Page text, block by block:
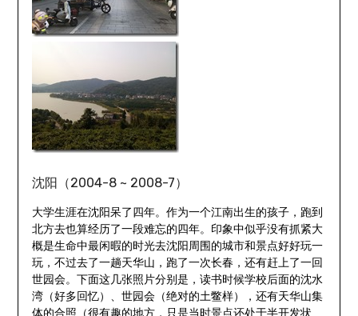
沈阳（2004-8 ~ 2008-7）
大学生涯在沈阳呆了四年。作为一个江南出生的孩子，跑到
北方去也算经历了一段难忘的四年。印象中似乎没有抓紧大
概是生命中最闲暇的时光去沈阳周围的城市和景点好好玩一
玩，不过去了一趟天华山，跑了一次长春，还有赶上了一回
世园会。下面这几张照片分别是，读书时候学校后面的沈水
湾（好多回忆）、世园会（绝对的土鳖样），还有天华山集